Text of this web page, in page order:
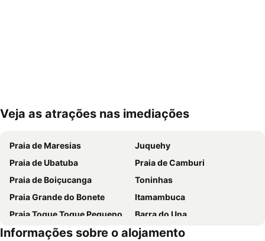
Ampliar mapa
Veja as atrações nas imediações
Praia de Maresias
Juquehy
Praia de Ubatuba
Praia de Camburi
Praia de Boiçucanga
Toninhas
Praia Grande do Bonete
Itamambuca
Praia Toque Toque Pequeno
Barra do Una
Praia do Félix
Praia da Maranduba
Informações sobre o alojamento